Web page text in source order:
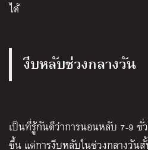
ได้
งีบหลับช่วงกลางวัน
เป็นที่รู้กันดีว่าการนอนหลับ 7-9 ชั่
ขึ้น แต่การงีบหลับในช่วงกลางวัน